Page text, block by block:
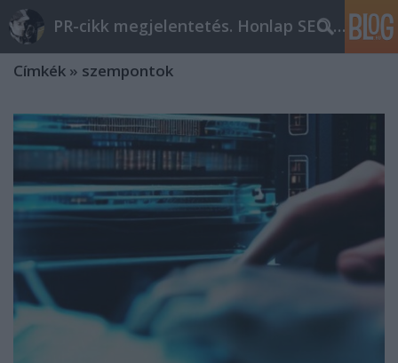
PR-cikk megjelentetés. Honlap SEO optimalizálás
Címkék » szempontok